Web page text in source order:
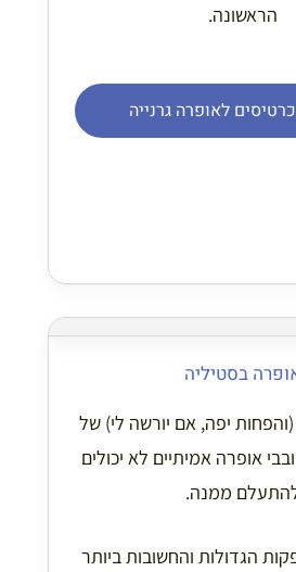
הראשונה.
לאופרה גרנייה
בסטיליה
יפה, אם יורשה לי) של
אופרה אמיתיים לא יכולים
ממנה.
הגדולות והחשובות ביותר